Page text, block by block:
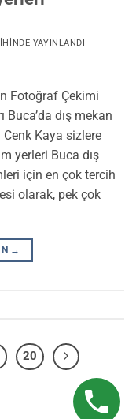
YAYINLANDI
Fotoğraf Çekimi
dış mekan
Kaya sizlere
yerleri Buca dış
için en çok tercih
olarak, pek çok
→
20